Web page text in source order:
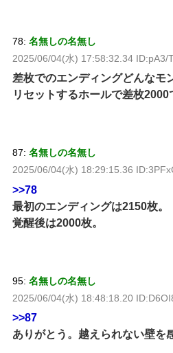
78: 名無しの名無し
2025/06/04(水) 17:58:32.34 ID:pA3/
差枚でのエンディングどんなモ
リセットするホールで差枚2000
87: 名無しの名無し
2025/06/04(水) 18:29:15.36
>>78
最初のエンディングは2150枚。
覚醒後は2000枚。
95: 名無しの名無し
2025/06/04(水) 18:48:18.20
>>87
ありがとう。越えられない壁を